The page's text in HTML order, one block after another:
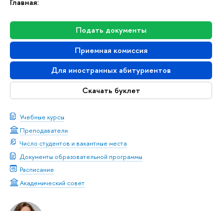
Главная:
Подать документы
Приемная комиссия
Для иностранных абитуриентов
Скачать буклет
Учебные курсы
Преподаватели
Число студентов и вакантные места
Документы образовательной программы
Расписание
Академический совет